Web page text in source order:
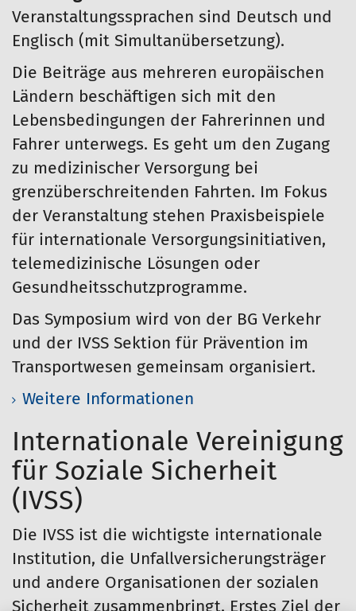
Veranstaltungssprachen sind Deutsch und
Englisch (mit Simultanübersetzung).
Die Beiträge aus mehreren europäischen
Ländern beschäftigen sich mit den
Lebensbedingungen der Fahrerinnen und
Fahrer unterwegs. Es geht um den Zugang
zu medizinischer Versorgung bei
grenzüberschreitenden Fahrten. Im Fokus
der Veranstaltung stehen Praxisbeispiele
für internationale Versorgungsinitiativen,
telemedizinische Lösungen oder
Gesundheitsschutzprogramme.
Das Symposium wird von der BG Verkehr
und der IVSS Sektion für Prävention im
Transportwesen gemeinsam organisiert.
Weitere Informationen
Internationale Vereinigung
für Soziale Sicherheit
(IVSS)
Die IVSS ist die wichtigste internationale
Institution, die Unfallversicherungsträger
und andere Organisationen der sozialen
Sicherheit zusammenbringt. Erstes Ziel der